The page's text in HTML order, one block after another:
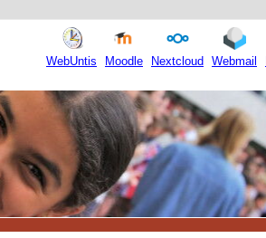
WebUntis Moodle Nextcloud Webmail